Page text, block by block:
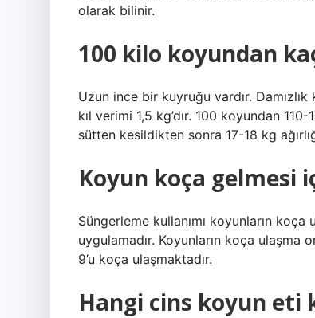
olarak bilinir.
100 kilo koyundan
Uzun ince bir kuyruğu vardır.
kıl verimi 1,5 kg’dır. 100 koyundan
sütten kesildikten sonra 17-18 kg
Koyun koça gelmesi
Süngerleme kullanımı koyunların koça
uygulamadır. Koyunların koça ulaşma
9’u koça ulaşmaktadır.
Hangi cins koyun eti